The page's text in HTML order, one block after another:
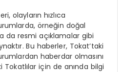
olayların hızlıca
örneğin doğal
da resmi açıklamalar gibi
Bu haberler, Tokat’taki
haberdar olmasını
Tokatlılar için de anında bilgi